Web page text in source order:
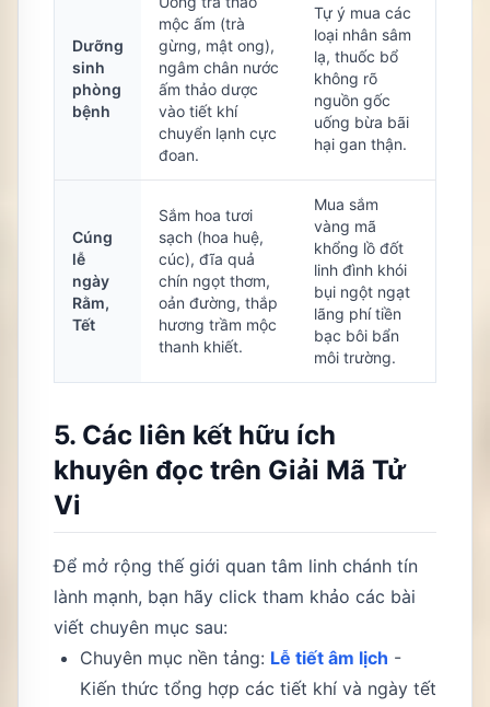
Dưỡng
sinh
phòng
bệnh
mộc ấm (trà
gừng, mật ong),
ngâm chân nước
ấm thảo dược
vào tiết khí
chuyển lạnh cực
đoan.
Tự ý mua các
loại nhân sâm
lạ, thuốc bổ
không rõ
nguồn gốc
uống bừa bãi
hại gan thận.
Cúng
lễ
ngày
Rằm,
Tết
Sắm hoa tươi
sạch (hoa huệ,
cúc), đĩa quả
chín ngọt thơm,
oản đường, thắp
hương trầm mộc
thanh khiết.
Mua sắm
vàng mã
khổng lồ đốt
linh đình khói
bụi ngột ngạt
lãng phí tiền
bạc bôi bẩn
môi trường.
5. Các liên kết hữu ích
khuyên đọc trên Giải Mã Tử
Vi
Để mở rộng thế giới quan tâm linh chánh tín
lành mạnh, bạn hãy click tham khảo các bài
viết chuyên mục sau:
Chuyên mục nền tảng: Lễ tiết âm lịch -
Kiến thức tổng hợp các tiết khí và ngày tết